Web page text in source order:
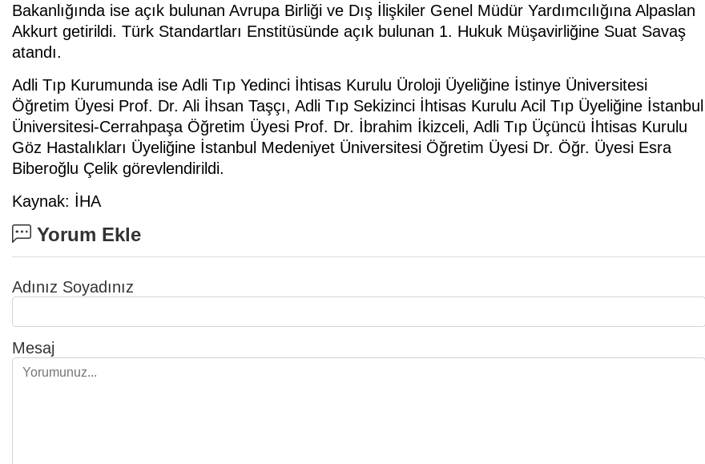
Bakanlığında ise açık bulunan Avrupa Birliği ve Dış İlişkiler Genel Müdür Yardımcılığına Alpaslan
Akkurt getirildi. Türk Standartları Enstitüsünde açık bulunan 1. Hukuk Müşavirliğine Suat Savaş
atandı.
Adli Tıp Kurumunda ise Adli Tıp Yedinci İhtisas Kurulu Üroloji Üyeliğine İstinye Üniversitesi
Öğretim Üyesi Prof. Dr. Ali İhsan Taşçı, Adli Tıp Sekizinci İhtisas Kurulu Acil Tıp Üyeliğine İstanbul
Üniversitesi-Cerrahpaşa Öğretim Üyesi Prof. Dr. İbrahim İkizceli, Adli Tıp Üçüncü İhtisas Kurulu
Göz Hastalıkları Üyeliğine İstanbul Medeniyet Üniversitesi Öğretim Üyesi Dr. Öğr. Üyesi Esra
Biberoğlu Çelik görevlendirildi.
Kaynak: İHA
Yorum Ekle
Adınız Soyadınız
Mesaj